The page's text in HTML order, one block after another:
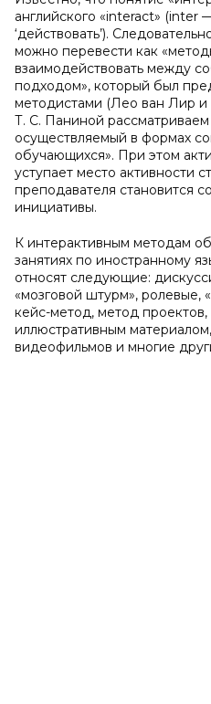
английского «interact» (inter
‘действовать’).
можно перевести как
взаимодействовать между
подходом», который был
методистами (Лео ван Лир и
Т. С. Паниной
осуществляемый в формах
обучающихся». При этом
уступает место активности
преподавателя становится
инициативы.
К интерактивным методам
занятиях по иностранному
относят следующие:
«мозговой штурм», ролевые,
кейс-метод, метод проектов,
иллюстративным
видеофильмов и многие